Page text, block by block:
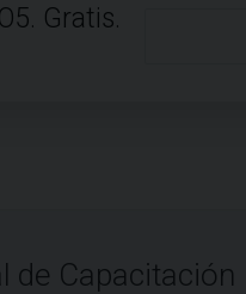
Gratis.
de Capacitación